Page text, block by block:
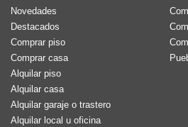
Novedades
Destacados
Comprar piso
Comprar casa
Alquilar piso
Alquilar casa
Alquilar garaje o trastero
Alquilar local u oficina